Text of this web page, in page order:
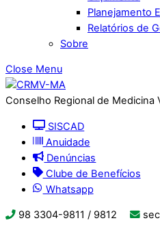
Planejamento
Relatórios de
Sobre
Close Menu
Conselho Regional de Medicina
SISCAD
Anuidade
Denúncias
Clube de Benefícios
Whatsapp
98 3304-9811 / 9812